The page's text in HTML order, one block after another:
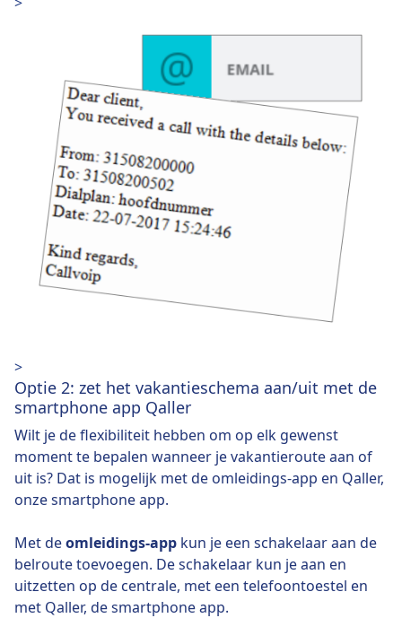
>
Optie 2: zet het vakantieschema aan/uit met de
smartphone app Qaller
Wilt je de flexibiliteit hebben om op elk gewenst
moment te bepalen wanneer je vakantieroute aan of
uit is? Dat is mogelijk met de omleidings-app en Qaller,
onze smartphone app.
Met deomleidings-app kun je een schakelaar aan de
belroute toevoegen. De schakelaar kun je aan en
uitzetten op de centrale, met een telefoontoestel en
met Qaller, de smartphone app.